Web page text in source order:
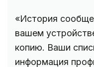
«История
вашем
копию. Ваши
информация